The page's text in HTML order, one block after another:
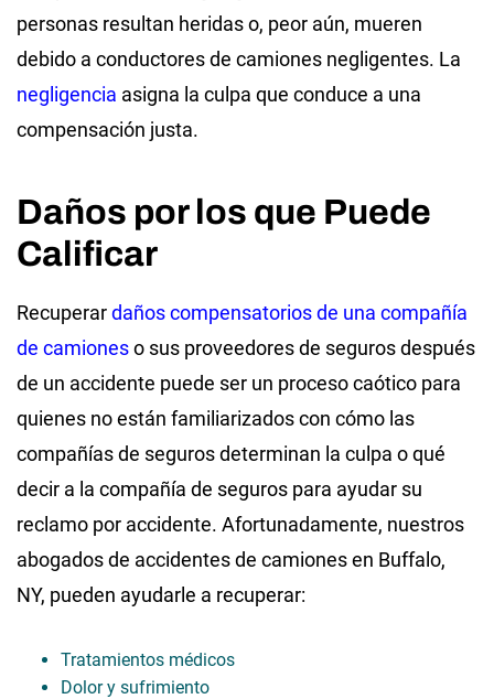
personas resultan heridas o, peor aún, mueren
debido a conductores de camiones negligentes. La
negligencia asigna la culpa que conduce a una
compensación justa.
Daños por los que Puede
Calificar
Recuperardaños compensatorios de una compañía
de camioneso sus proveedores de seguros después
de un accidente puede ser un proceso caótico para
quienes no están familiarizados con cómo las
compañías de seguros determinan la culpa o qué
decir a la compañía de seguros para ayudar su
reclamo por accidente. Afortunadamente, nuestros
abogados de accidentes de camiones en Buffalo,
NY, pueden ayudarle a recuperar:
Tratamientos médicos
Dolor y sufrimiento